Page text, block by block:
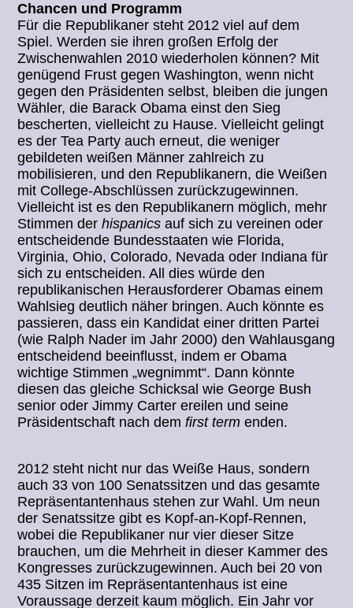
Chancen und Programm
Für die Republikaner steht 2012 viel auf dem
Spiel. Werden sie ihren großen Erfolg der
Zwischenwahlen 2010 wiederholen können? Mit
genügend Frust gegen Washington, wenn nicht
gegen den Präsidenten selbst, bleiben die jungen
Wähler, die Barack Obama einst den Sieg
bescherten, vielleicht zu Hause. Vielleicht gelingt
es der Tea Party auch erneut, die weniger
gebildeten weißen Männer zahlreich zu
mobilisieren, und den Republikanern, die Weißen
mit College-Abschlüssen zurückzugewinnen.
Vielleicht ist es den Republikanern möglich, mehr
Stimmen derhispanicsauf sich zu vereinen oder
entscheidende Bundesstaaten wie Florida,
Virginia, Ohio, Colorado, Nevada oder Indiana für
sich zu entscheiden. All dies würde den
republikanischen Herausforderer Obamas einem
Wahlsieg deutlich näher bringen. Auch könnte es
passieren, dass ein Kandidat einer dritten Partei
(wie Ralph Nader im Jahr 2000) den Wahlausgang
entscheidend beeinflusst, indem er Obama
wichtige Stimmen „wegnimmt“. Dann könnte
diesen das gleiche Schicksal wie George Bush
senior oder Jimmy Carter ereilen und seine
Präsidentschaft nach demfirst termenden.
2012 steht nicht nur das Weiße Haus, sondern
auch 33 von 100 Senatssitzen und das gesamte
Repräsentantenhaus stehen zur Wahl. Um neun
der Senatssitze gibt es Kopf-an-Kopf-Rennen,
wobei die Republikaner nur vier dieser Sitze
brauchen, um die Mehrheit in dieser Kammer des
Kongresses zurückzugewinnen. Auch bei 20 von
435 Sitzen im Repräsentantenhaus ist eine
Voraussage derzeit kaum möglich. Ein Jahr vor